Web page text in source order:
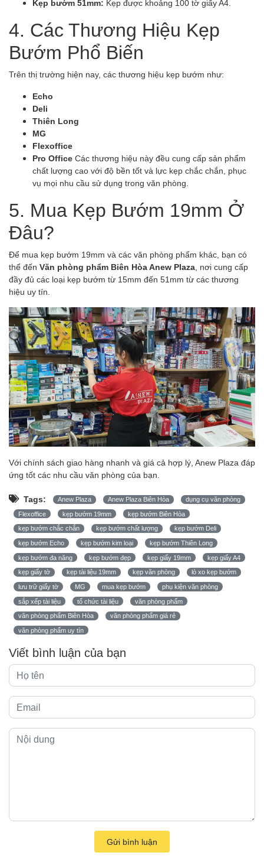
Kẹp bướm 51mm: Kẹp được khoảng 100 tờ giấy A4.
4. Các Thương Hiệu Kẹp
Bướm Phổ Biến
Trên thị trường hiện nay, các thương hiệu kẹp bướm như:
Echo
Deli
Thiên Long
MG
Flexoffice
Pro Office Các thương hiệu này đều cung cấp sản phẩm
chất lượng cao với độ bền tốt và lực kẹp chắc chắn, phục
vụ mọi nhu cầu sử dụng trong văn phòng.
5. Mua Kẹp Bướm 19mm Ở
Đâu?
Để mua kẹp bướm 19mm và các văn phòng phẩm khác, bạn có
thể đến Văn phòng phẩm Biên Hòa Anew Plaza, nơi cung cấp
đầy đủ các loại kẹp bướm từ 15mm đến 51mm từ các thương
hiệu uy tín.
Với chính sách giao hàng nhanh và giá cả hợp lý, Anew Plaza đáp
ứng tốt các nhu cầu văn phòng của bạn.
Tags: Anew Plaza Anew Plaza Biên Hòa dụng cụ văn phòng
Flexoffice kẹp bướm 19mm kẹp bướm Biên Hòa
kẹp bướm chắc chắn kẹp bướm chất lượng kẹp bướm Deli
kẹp bướm Echo kẹp bướm kim loại kẹp bướm Thiên Long
kẹp bướm đa năng kẹp bướm đẹp kẹp giấy 19mm kẹp giấy A4
kẹp giấy tờ kẹp tài liệu 19mm kẹp văn phòng lò xo kẹp bướm
lưu trữ giấy tờ MG mua kẹp bướm phụ kiện văn phòng
sắp xếp tài liệu tổ chức tài liệu văn phòng phẩm
văn phòng phẩm Biên Hòa văn phòng phẩm giá rẻ
văn phòng phẩm uy tín
Viết bình luận của bạn
Gửi bình luận